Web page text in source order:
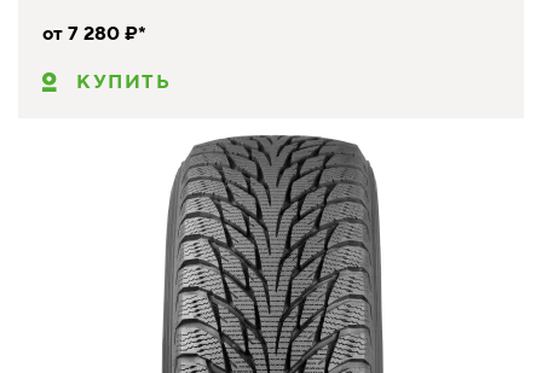
от 7 280 ₽*
КУПИТЬ